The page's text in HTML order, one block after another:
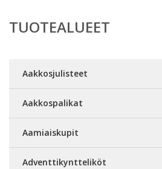
TUOTEALUEET
Aakkosjulisteet
Aakkospalikat
Aamiaiskupit
Adventtikyntteliköt